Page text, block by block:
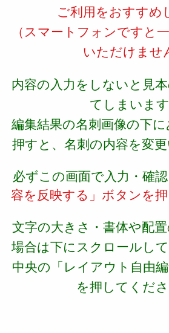
ご利用をおすすめ
（スマートフォンですと
いただけませ
内容の入力をしないと見
てしまいます
編集結果の名刺画像の下
押すと、名刺の内容を変更
必ずこの画面で入力・確
容を反映する」ボタンを押
文字の大きさ・書体や配
場合は下にスクロールし
中央の「レイアウト自由
を押してくださ